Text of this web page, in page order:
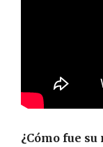
¿Cómo fue